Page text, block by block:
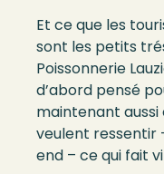
Et ce que les
sont les petits
Poissonnerie
d’abord pensé
maintenant aussi
veulent ressentir
end – ce qui fait